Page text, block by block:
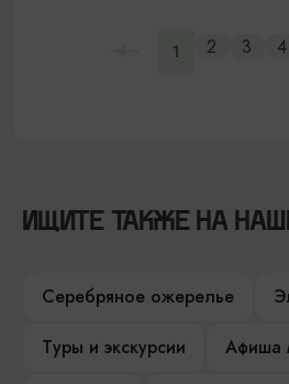
1 2 3 4
ИЩИТЕ ТАКЖЕ НА
Серебряное ожерелье
Туры и экскурсии
Афиша